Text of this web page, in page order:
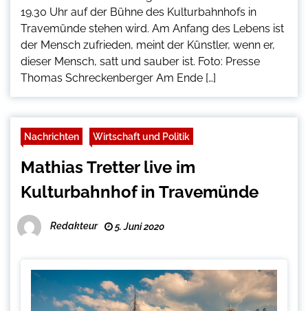
19.30 Uhr auf der Bühne des Kulturbahnhofs in
Travemünde stehen wird. Am Anfang des Lebens ist
der Mensch zufrieden, meint der Künstler, wenn er,
dieser Mensch, satt und sauber ist. Foto: Presse
Thomas Schreckenberger Am Ende […]
Nachrichten Wirtschaft und Politik
Mathias Tretter live im
Kulturbahnhof in Travemünde
Redakteur 5. Juni 2020